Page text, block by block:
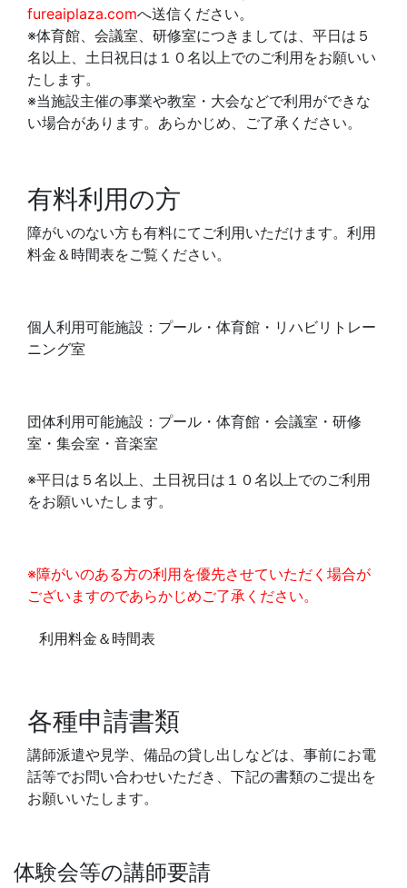
fureaiplaza.comへ送信ください。
※体育館、会議室、研修室につきましては、平日は５
名以上、土日祝日は１０名以上でのご利用をお願いい
たします。
※当施設主催の事業や教室・大会などで利用ができな
い場合があります。あらかじめ、ご了承ください。
有料利用の方
障がいのない方も有料にてご利用いただけます。利用
料金＆時間表をご覧ください。
個人利用可能施設：プール・体育館・リハビリトレー
ニング室
団体利用可能施設：プール・体育館・会議室・研修
室・集会室・音楽室
※平日は５名以上、土日祝日は１０名以上でのご利用
をお願いいたします。
※障がいのある方の利用を優先させていただく場合が
ございますのであらかじめご了承ください。
利用料金＆時間表
各種申請書類
講師派遣や見学、備品の貸し出しなどは、事前にお電
話等でお問い合わせいただき、下記の書類のご提出を
お願いいたします。
体験会等の講師要請